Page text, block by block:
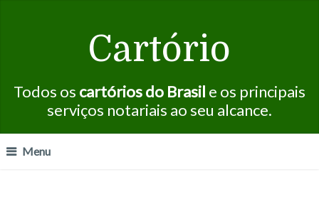
Cartório
Todos os cartórios do Brasil e os principais
serviços notariais ao seu alcance.
Menu